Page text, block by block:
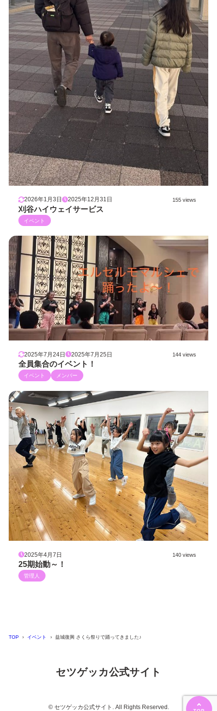
2026年1月3日 2025年12月31日 155 views
刈谷ハイウェイサービス
イベント
2025年7月24日 2025年7月25日 144 views
全員集合のイベント！
イベント メンバー
2025年4月7日 140 views
25期始動～！
管理人
TOP イベント 益城復興 さくら祭りで踊ってきました♪
セツゲッカ公式サイト
© セツゲッカ公式サイト. All Rights Reserved.